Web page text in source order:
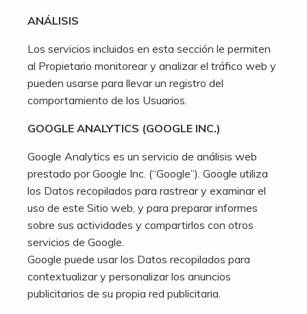
ANÁLISIS
Los servicios incluidos en esta sección le permiten
al Propietario monitorear y analizar el tráfico web y
pueden usarse para llevar un registro del
comportamiento de los Usuarios.
GOOGLE ANALYTICS (GOOGLE INC.)
Google Analytics es un servicio de análisis web
prestado por Google Inc. (“Google”). Google utiliza
los Datos recopilados para rastrear y examinar el
uso de este Sitio web, y para preparar informes
sobre sus actividades y compartirlos con otros
servicios de Google.
Google puede usar los Datos recopilados para
contextualizar y personalizar los anuncios
publicitarios de su propia red publicitaria.